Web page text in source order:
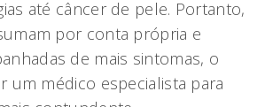
até câncer de pele. Portanto,
por conta própria e
de mais sintomas, o
um médico especialista para